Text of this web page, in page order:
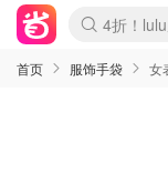
Boticinal
4折！
还没结束
Joybuy
速领！
疑似霸哥
Zalando
Moncler
Coach
首页 服饰手袋 女